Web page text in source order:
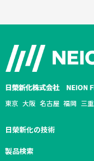
東京 大阪 名古屋 福岡 三重
日榮新化の技術
製品検索